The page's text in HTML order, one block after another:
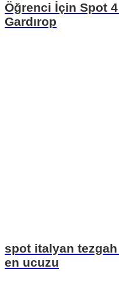
Öğrenci İçin Spot
Gardırop
spot italyan
en ucuzu